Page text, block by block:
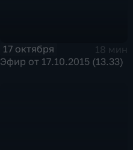
17 октября
18 мин
Эфир от 17.10.2015 (13.33)